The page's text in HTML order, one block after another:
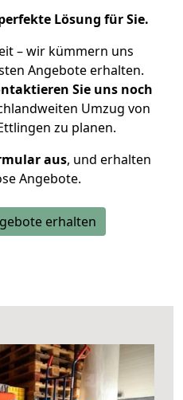
Lösung für Sie.
– wir kümmern uns
Angebote erhalten.
Sie uns noch
Umzug von
zu planen.
aus, und erhalten
Angebote.
erhalten